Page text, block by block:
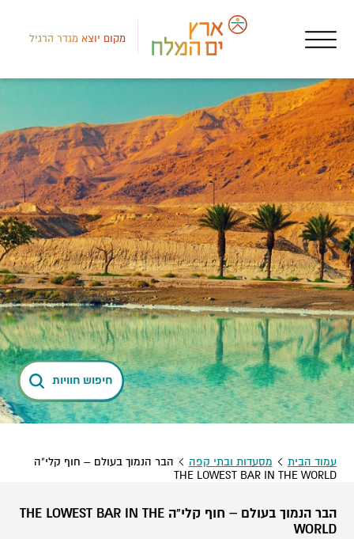
מקום יוצא מגדר הרגיל
חיפוש חוויות
עמוד הבית מסעדות ובתי קפה
הבר הנמוך בעולם – חוף קלי"ה
THE LOWEST BAR IN THE WORLD
הבר הנמוך בעולם – חוף קלי"ה THE LOWEST BAR IN THE
WORLD